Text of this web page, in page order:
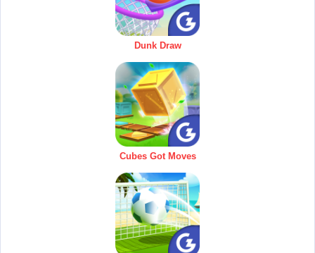
Dunk Draw
Cubes Got Moves